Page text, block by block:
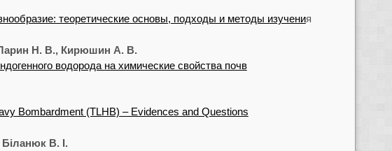
теоретические основы, подходы и методы изучения
Н. В., Кирюшин А. В.
водорода на химические свойства почв
Bombardment (TLHB) – Evidences and Questions
В. І.